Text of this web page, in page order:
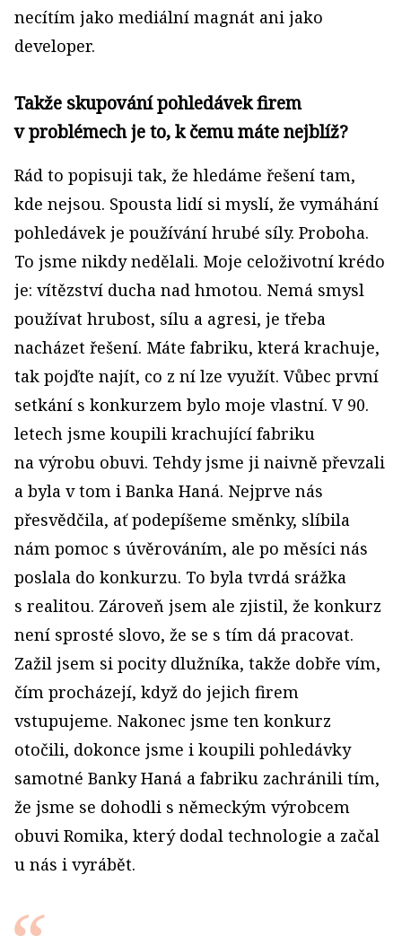
necítím jako mediální magnát ani jako
developer.
Takže skupování pohledávek firem
v problémech je to, k čemu máte nejblíž?
Rád to popisuji tak, že hledáme řešení tam,
kde nejsou. Spousta lidí si myslí, že vymáhání
pohledávek je používání hrubé síly. Proboha.
To jsme nikdy nedělali. Moje celoživotní krédo
je: vítězství ducha nad hmotou. Nemá smysl
používat hrubost, sílu a agresi, je třeba
nacházet řešení. Máte fabriku, která krachuje,
tak pojďte najít, co z ní lze využít. Vůbec první
setkání s konkurzem bylo moje vlastní. V 90.
letech jsme koupili krachující fabriku
na výrobu obuvi. Tehdy jsme ji naivně převzali
a byla v tom i Banka Haná. Nejprve nás
přesvědčila, ať podepíšeme směnky, slíbila
nám pomoc s úvěrováním, ale po měsíci nás
poslala do konkurzu. To byla tvrdá srážka
s realitou. Zároveň jsem ale zjistil, že konkurz
není sprosté slovo, že se s tím dá pracovat.
Zažil jsem si pocity dlužníka, takže dobře vím,
čím procházejí, když do jejich firem
vstupujeme. Nakonec jsme ten konkurz
otočili, dokonce jsme i koupili pohledávky
samotné Banky Haná a fabriku zachránili tím,
že jsme se dohodli s německým výrobcem
obuvi Romika, který dodal technologie a začal
u nás i vyrábět.